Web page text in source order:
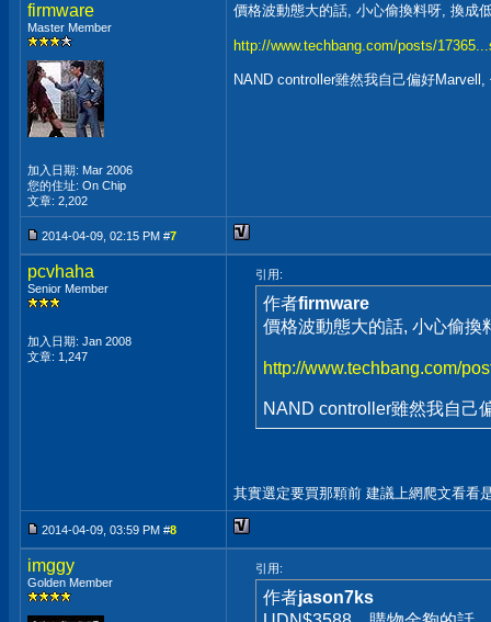
firmware
Master Member
加入日期: Mar 2006
您的住址: On Chip
文章: 2,202
價格波動態大的話, 小心偷換料呀, 換成
http://www.techbang.com/posts/
NAND controller雖然我自己偏好
2014-04-09, 02:15 PM #7
pcvhaha
Senior Member
加入日期: Jan 2008
文章: 1,247
引用:
作者firmware
價格波動態大的話, 小心偷換
http://www.techbang.com/
NAND controller雖然我自己
其實選定要買那顆前 建議上網爬文看看
2014-04-09, 03:59 PM #8
imggy
Golden Member
引用:
作者jason7ks